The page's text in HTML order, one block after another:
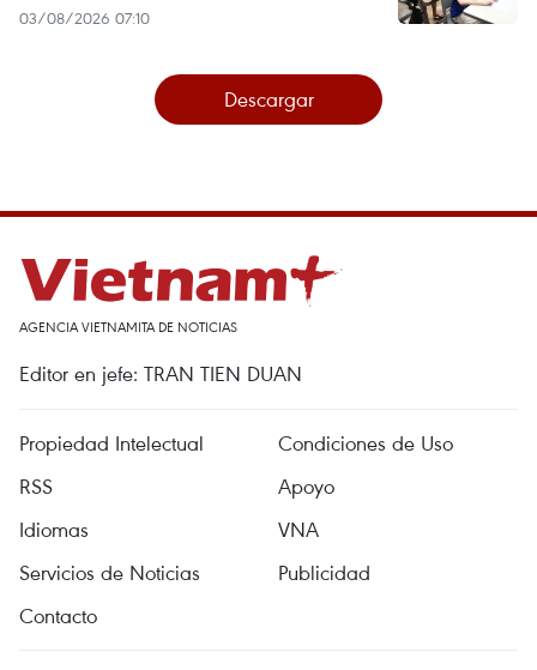
03/08/2026 07:10
Descargar
AGENCIA VIETNAMITA DE NOTICIAS
Editor en jefe: TRAN TIEN DUAN
Propiedad Intelectual
Condiciones de Uso
RSS
Apoyo
Idiomas
VNA
Servicios de Noticias
Publicidad
Contacto